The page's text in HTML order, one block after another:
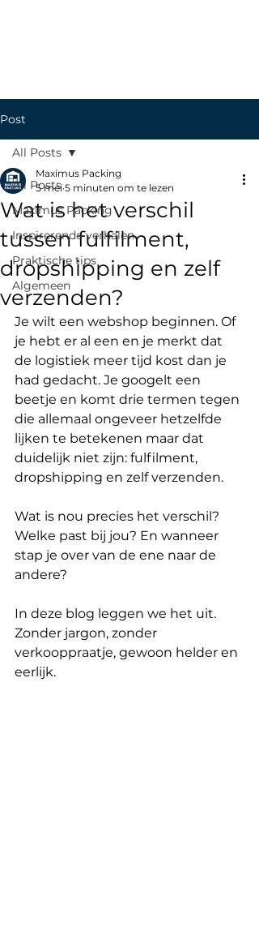
Post
All Posts
Maximus Packing
Inspirerende verhalen
Praktische tips
Algemeen
All Posts
Wat is het verschil
tussen fulfilment,
dropshipping en zelf
verzenden?
Maximus Packing
5 mei 5 minuten om te lezen
Je wilt een webshop beginnen. Of
je hebt er al een en je merkt dat
de logistiek meer tijd kost dan je
had gedacht. Je googelt een
beetje en komt drie termen tegen
die allemaal ongeveer hetzelfde
lijken te betekenen maar dat
duidelijk niet zijn: fulfilment,
dropshipping en zelf verzenden.
Wat is nou precies het verschil?
Welke past bij jou? En wanneer
stap je over van de ene naar de
andere?
In deze blog leggen we het uit.
Zonder jargon, zonder
verkooppraatje, gewoon helder en
eerlijk.